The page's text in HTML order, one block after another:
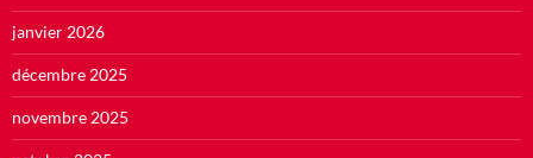
janvier 2026
décembre 2025
novembre 2025